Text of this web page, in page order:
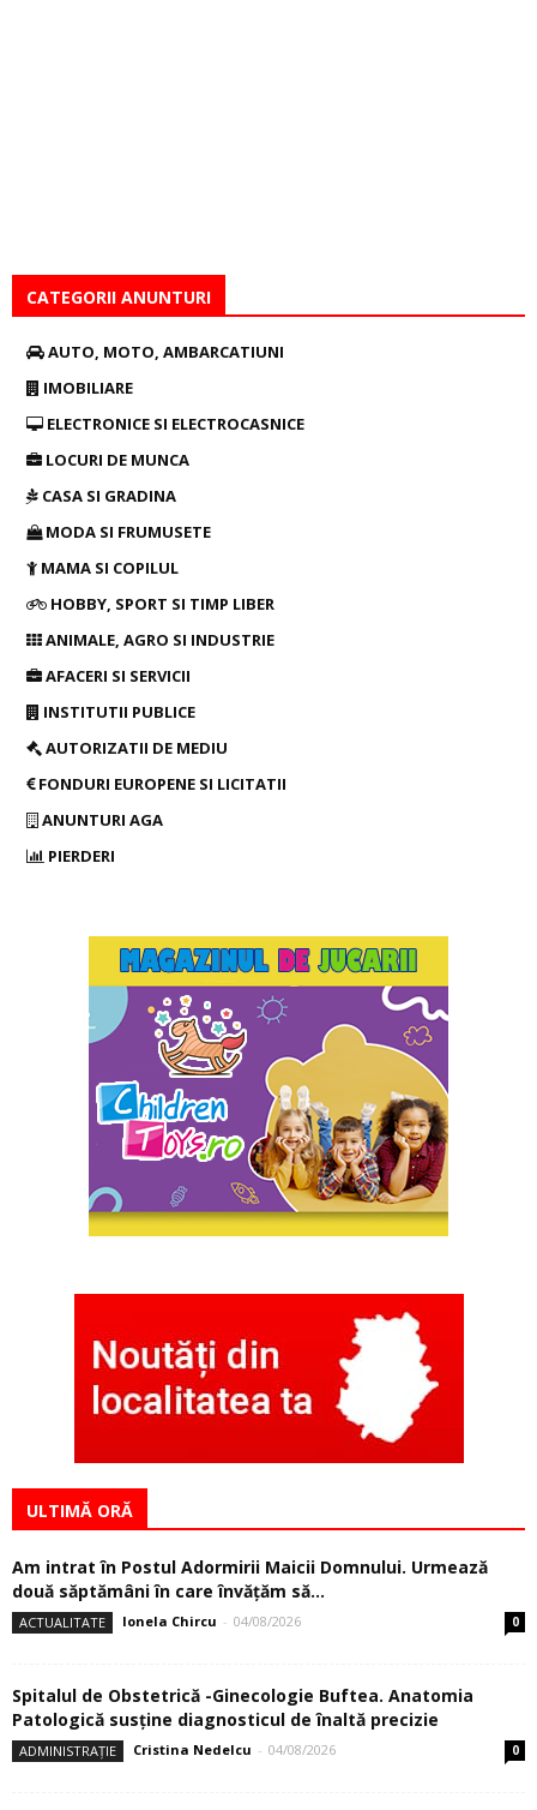
CATEGORII ANUNTURI
AUTO, MOTO, AMBARCATIUNI
IMOBILIARE
ELECTRONICE SI ELECTROCASNICE
LOCURI DE MUNCA
CASA SI GRADINA
MODA SI FRUMUSETE
MAMA SI COPILUL
HOBBY, SPORT SI TIMP LIBER
ANIMALE, AGRO SI INDUSTRIE
AFACERI SI SERVICII
INSTITUTII PUBLICE
AUTORIZATII DE MEDIU
FONDURI EUROPENE SI LICITATII
ANUNTURI AGA
PIERDERI
ULTIMĂ ORĂ
Am intrat în Postul Adormirii Maicii Domnului. Urmează
două săptămâni în care învăţăm să...
ACTUALITATE Ionela Chircu - 04/08/2026 0
Spitalul de Obstetrică -Ginecologie Buftea. Anatomia
Patologică susţine diagnosticul de înaltă precizie
ADMINISTRAȚIE Cristina Nedelcu - 04/08/2026 0